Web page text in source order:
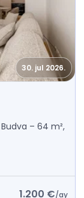
30. jul 2026.
– 64 m²,
1.200 €/ay